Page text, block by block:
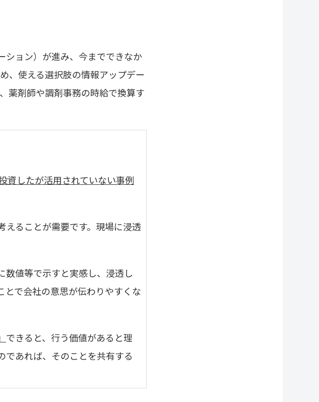
ション）が進み、今までできなか
、使える選択肢の情報アップデー
薬剤師や調剤事務の時給で換算す
資したが活用されていない事例
えることが需要です。現場に浸透
数値等で示すと実感し、浸透し
で会社の意思が伝わりやすくな
できると、行う価値があると理
あれば、そのことを共有する